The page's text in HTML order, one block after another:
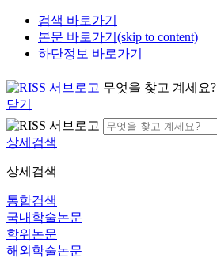
검색 바로가기
본문 바로가기(skip to content)
하단정보 바로가기
무엇을 찾고 계세요?
닫기
상세검색
상세검색
통합검색
국내학술논문
학위논문
해외학술논문